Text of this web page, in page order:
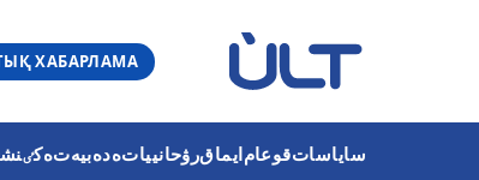
ХАБАРЛАМА
ساياساتقوعامايماقرۋحانيياتەدەبيەت